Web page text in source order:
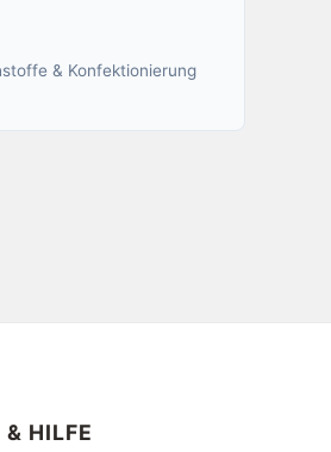
& Konfektionierung
HILFE